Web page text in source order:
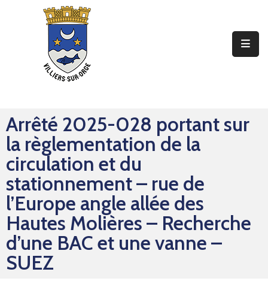
Mes
Sorties
Mes
Démarches
Contact
Arrêté 2025-028 portant sur
la règlementation de la
circulation et du
stationnement – rue de
l’Europe angle allée des
Hautes Molières – Recherche
d’une BAC et une vanne –
SUEZ